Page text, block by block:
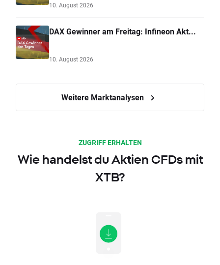
10. August 2026
DAX Gewinner am Freitag: Infineon Akt...
10. August 2026
Weitere Marktanalysen
ZUGRIFF ERHALTEN
Wie handelst du Aktien CFDs mit
XTB?